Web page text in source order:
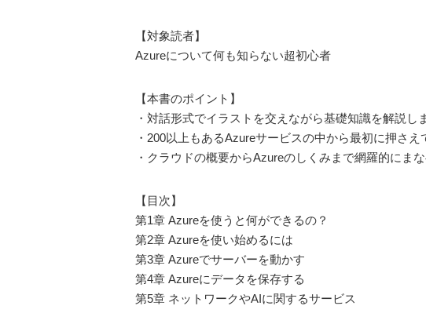
【対象読者】
Azureについて何も知らない超初心者
【本書のポイント】
・対話形式でイラストを交えながら基礎知識を解説し
・200以上もあるAzureサービスの中から最初に押さ
・クラウドの概要からAzureのしくみまで網羅的にまな
【目次】
第1章 Azureを使うと何ができるの？
第2章 Azureを使い始めるには
第3章 Azureでサーバーを動かす
第4章 Azureにデータを保存する
第5章 ネットワークやAIに関するサービス